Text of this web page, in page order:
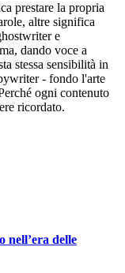
prestare la propria
altre significa
e
dando voce a
stessa sensibilità in
- fondo l'arte
ogni contenuto
ricordato.
nell’era delle